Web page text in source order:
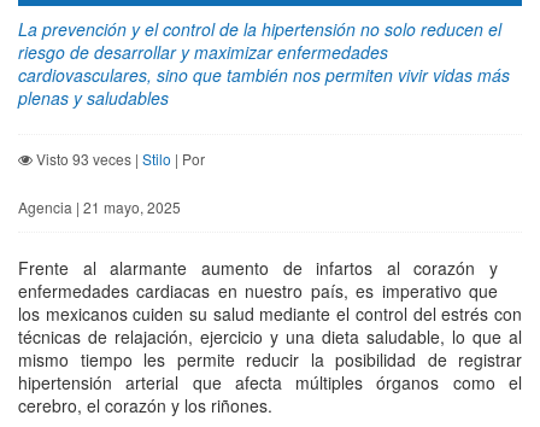
La prevención y el control de la hipertensión no solo reducen el
riesgo de desarrollar y maximizar enfermedades
cardiovasculares, sino que también nos permiten vivir vidas más
plenas y saludables
Visto 93 veces | Stilo | Por
Agencia | 21 mayo, 2025
Frente al alarmante aumento de infartos al corazón y
enfermedades cardiacas en nuestro país, es imperativo que
los mexicanos cuiden su salud mediante el control del estrés con
técnicas de relajación, ejercicio y una dieta saludable, lo que al
mismo tiempo les permite reducir la posibilidad de registrar
hipertensión arterial que afecta múltiples órganos como el
cerebro, el corazón y los riñones.